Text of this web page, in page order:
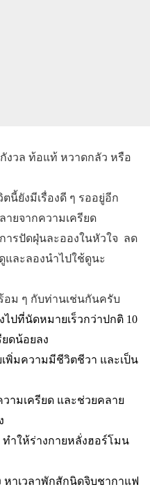
กังวล ท้อแท้ หวาดกลัว หรือ
ตนี้ยังมีเรื่องดี ๆ รออยู่อีก
ายจากความเครียด
ารปัดฝุ่นละอองในหัวใจ ลด
และลองนำไปใช้ดูนะ
อม ๆ กับท่านเช่นกันครับ
ไปที่นัดหมายเร็วกว่าปกติ 10
ยดน้อยลง
พิ่มความมีชีวิตชีวา และเป็น
ามเครียด และช่วยคลาย
ทำให้ร่างกายหลั่งฮอร์โมน
หาเวลาพักสักนิดจิบชากาแฟ